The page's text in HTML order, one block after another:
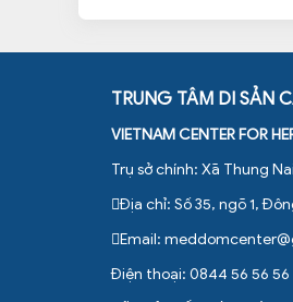
TRUNG TÂM DI SẢN
VIETNAM CENTER FOR
Trụ sở chính: Xã Thung
Địa chỉ: Số 35, ngõ 1,
Email:
Điện thoại: 0844 56 56 56